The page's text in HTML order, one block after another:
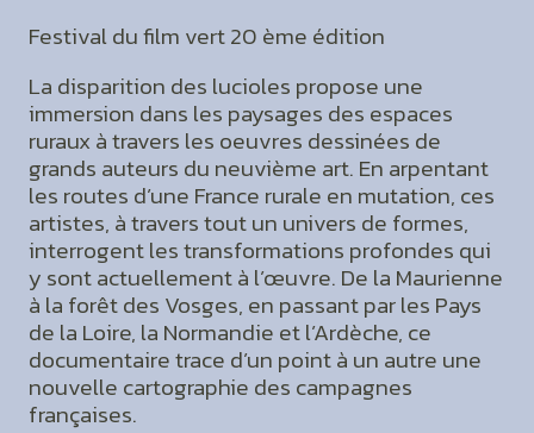
Festival du film vert 20 ème édition
La disparition des lucioles propose une
immersion dans les paysages des espaces
ruraux à travers les oeuvres dessinées de
grands auteurs du neuvième art. En arpentant
les routes d’une France rurale en mutation, ces
artistes, à travers tout un univers de formes,
interrogent les transformations profondes qui
y sont actuellement à l’œuvre. De la Maurienne
à la forêt des Vosges, en passant par les Pays
de la Loire, la Normandie et l’Ardèche, ce
documentaire trace d’un point à un autre une
nouvelle cartographie des campagnes
françaises.